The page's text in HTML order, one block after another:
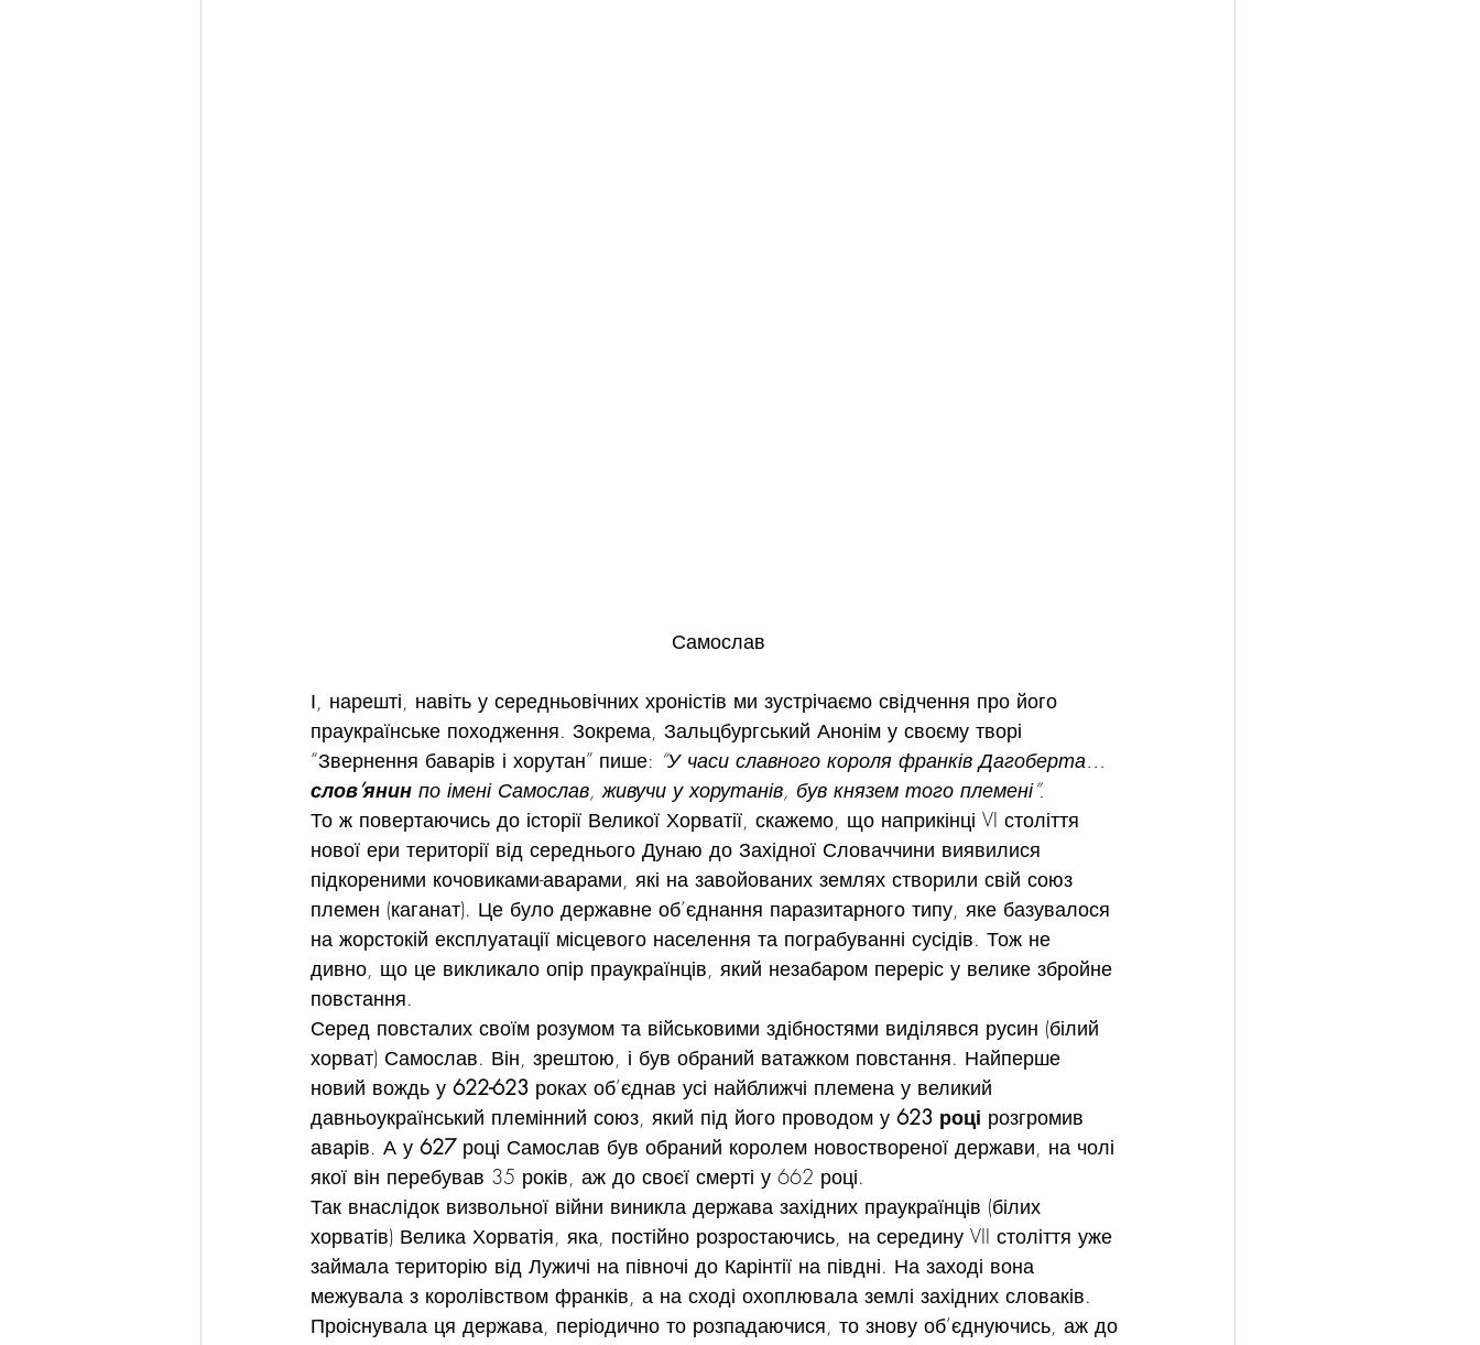
Самослав
І, нарешті, навіть у середньовічних хроністів ми зустрічаємо свідчення про його
праукраїнське походження. Зокрема, Зальцбургський Анонім у своєму творі
“Звернення баварів і хорутан” пише: “У часи славного короля франків Дагоберта…
слов’янин по імені Самослав, живучи у хорутанів, був князем того племені”.
То ж повертаючись до історії Великої Хорватії, скажемо, що наприкінці VI століття
нової ери території від середнього Дунаю до Західної Словаччини виявилися
підкореними кочовиками-аварами, які на завойованих землях створили свій союз
племен (каганат). Це було державне об’єднання паразитарного типу, яке базувалося
на жорстокій експлуатації місцевого населення та пограбуванні сусідів. Тож не
дивно, що це викликало опір праукраїнців, який незабаром переріс у велике збройне
повстання.
Серед повсталих своїм розумом та військовими здібностями виділявся русин (білий
хорват) Самослав. Він, зрештою, і був обраний ватажком повстання. Найперше
новий вождь у 622-623 роках об’єднав усі найближчі племена у великий
давньоукраїнський племінний союз, який під його проводом у 623 році розгромив
аварів. А у 627 році Самослав був обраний королем новоствореної держави, на чолі
якої він перебував 35 років, аж до своєї смерті у 662 році.
Так внаслідок визвольної війни виникла держава західних праукраїнців (білих
хорватів) Велика Хорватія, яка, постійно розростаючись, на середину VII століття уже
займала територію від Лужичі на півночі до Карінтії на півдні. На заході вона
межувала з королівством франків, а на сході охоплювала землі західних словаків.
Проіснувала ця держава, періодично то розпадаючися, то знову об’єднуючись, аж до